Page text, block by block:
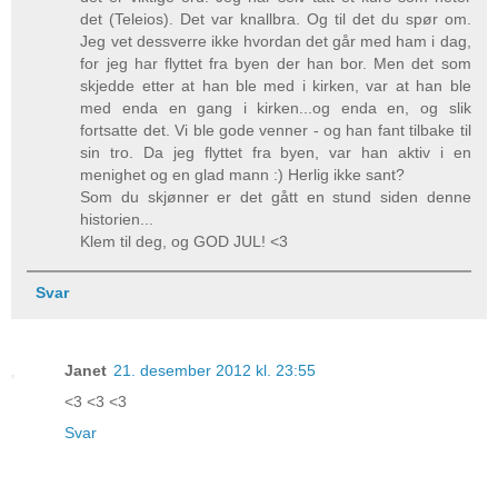
det (Teleios). Det var knallbra. Og til det du spør om.
Jeg vet dessverre ikke hvordan det går med ham i dag,
for jeg har flyttet fra byen der han bor. Men det som
skjedde etter at han ble med i kirken, var at han ble
med enda en gang i kirken...og enda en, og slik
fortsatte det. Vi ble gode venner - og han fant tilbake til
sin tro. Da jeg flyttet fra byen, var han aktiv i en
menighet og en glad mann :) Herlig ikke sant?
Som du skjønner er det gått en stund siden denne
historien...
Klem til deg, og GOD JUL! <3
Svar
Janet 21. desember 2012 kl. 23:55
<3 <3 <3
Svar